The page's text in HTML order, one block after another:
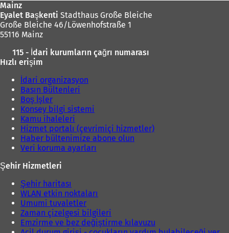
e
ç
Mainz
Eyalet Başkenti Stadthaus Große Bleiche
Große Bleiche 46/Löwenhofstraße 1
55116 Mainz
115 - İdari kurumların çağrı numarası
Hızlı erişim
İdari organizasyon
Basın Bültenleri
Boş İşler
Konsey bilgi sistemi
Kamu ihaleleri
Hizmet portalı (çevrimiçi hizmetler)
Haber bültenimize abone olun
Veri koruma ayarları
Şehir Hizmetleri
Şehir haritası
WLAN etkin noktaları
Umumi tuvaletler
Zaman çizelgesi bilgileri
Emzirme ve bez değiştirme kılavuzu